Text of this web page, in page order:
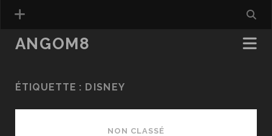
ANGOM8
ÉTIQUETTE : DISNEY
NON CLASSÉ